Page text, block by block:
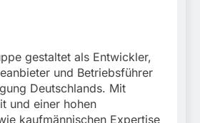
gestaltet als Entwickler,
und Betriebsführer
Deutschlands. Mit
und einer hohen
kaufmännischen Expertise